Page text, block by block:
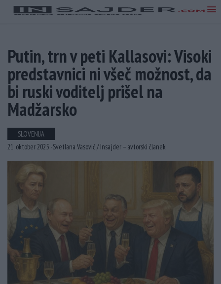
Putin, trn v peti Kallasovi: Visoki
predstavnici ni všeč možnost, da
bi ruski voditelj prišel na
Madžarsko
SLOVENIJA
21. oktober 2025 -Svetlana Vasović /Insajder – avtorski članek